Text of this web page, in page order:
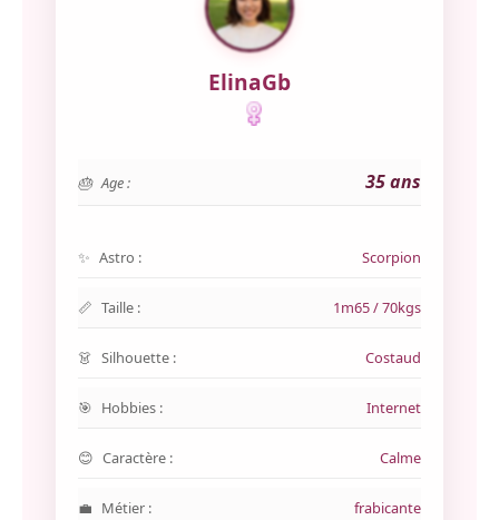
ElinaGb
Age : 35 ans
Astro : Scorpion
Taille : 1m65 / 70kgs
Silhouette : Costaud
Hobbies : Internet
Caractère : Calme
Métier : frabicante